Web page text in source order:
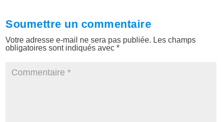
Soumettre un commentaire
Votre adresse e-mail ne sera pas publiée. Les champs
obligatoires sont indiqués avec*